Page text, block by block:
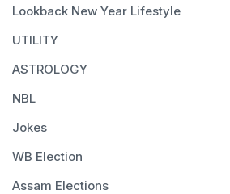
Lookback New Year Lifestyle
UTILITY
ASTROLOGY
NBL
Jokes
WB Election
Assam Elections